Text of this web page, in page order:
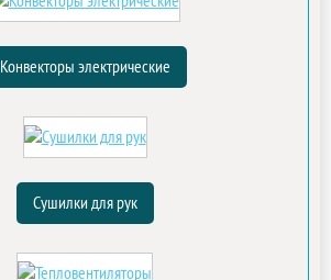
Конвекторы электрические
Сушилки для рук